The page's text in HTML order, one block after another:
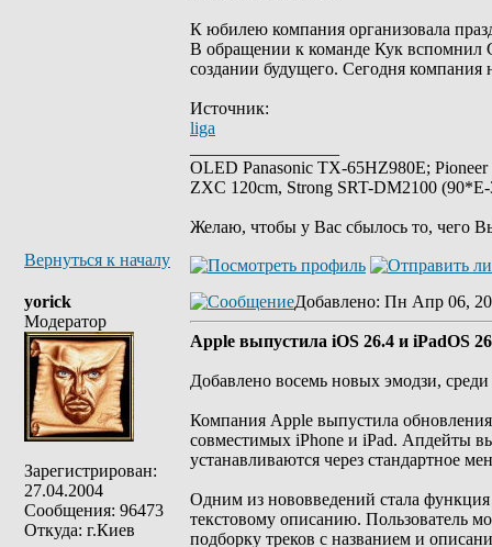
К юбилею компания организовала
В обращении к команде Кук вспомнил
создании будущего. Сегодня компания
Источник:
liga
OLED Panasonic TX-65HZ980E;
ZXC 120cm, Strong SRT-DM2100
Желаю, чтобы у Вас сбылось то, чего
Вернуться к началу
yorick
Модератор
Зарегистрирован:
27.04.2004
Сообщения: 96473
Откуда: г.Киев
Добавлено: Пн Апр 06,
Apple выпустила iOS 26.4 и iPadOS
Добавлено восемь новых эмодзи,
Компания Apple выпустила
совместимых iPhone и iPad. Апдейты
устанавливаются через стандартное
Одним из нововведений стала функция
текстовому описанию. Пользователь
подборку треков с названием и